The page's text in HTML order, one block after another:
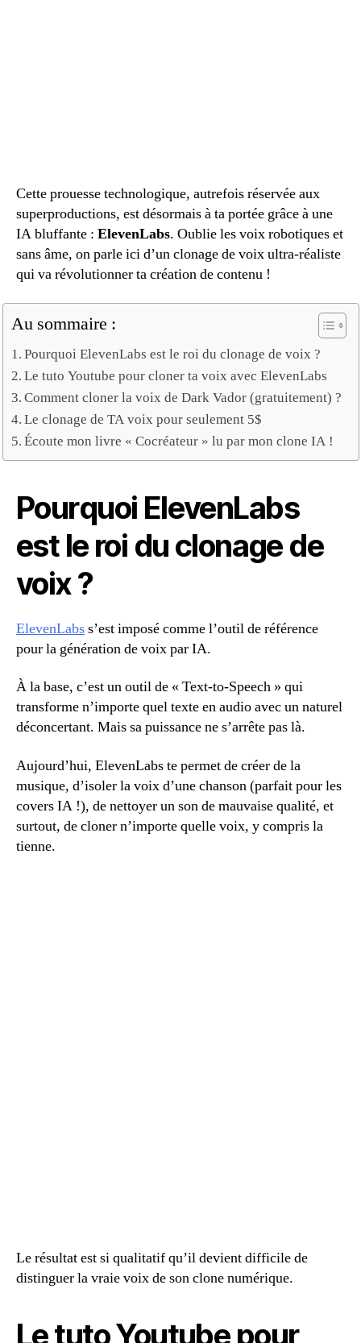
Cette prouesse technologique, autrefois réservée aux
superproductions, est désormais à ta portée grâce à une
IA bluffante : ElevenLabs. Oublie les voix robotiques et
sans âme, on parle ici d’un clonage de voix ultra-réaliste
qui va révolutionner ta création de contenu !
Au sommaire :
Pourquoi ElevenLabs est le roi du clonage de voix ?
Le tuto Youtube pour cloner ta voix avec ElevenLabs
Comment cloner la voix de Dark Vador (gratuitement) ?
Le clonage de TA voix pour seulement 5$
Écoute mon livre « Cocréateur » lu par mon clone IA !
Pourquoi ElevenLabs
est le roi du clonage de
voix ?
ElevenLabss’est imposé comme l’outil de référence
pour la génération de voix par IA.
À la base, c’est un outil de « Text-to-Speech » qui
transforme n’importe quel texte en audio avec un naturel
déconcertant. Mais sa puissance ne s’arrête pas là.
Aujourd’hui, ElevenLabs te permet de créer de la
musique, d’isoler la voix d’une chanson (parfait pour les
covers IA !), de nettoyer un son de mauvaise qualité, et
surtout, de cloner n’importe quelle voix, y compris la
tienne.
Le résultat est si qualitatif qu’il devient difficile de
distinguer la vraie voix de son clone numérique.
Le tuto Youtube pour